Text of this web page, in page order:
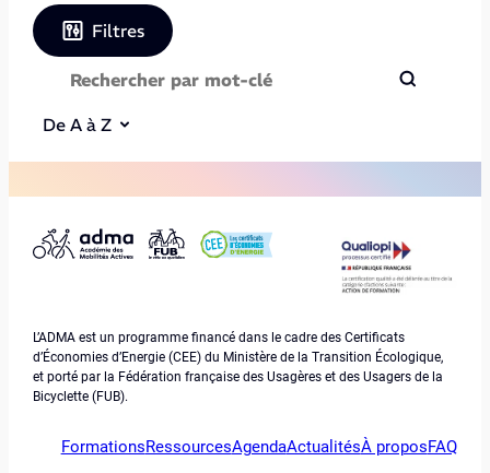
Filtres
De A à Z
L’ADMA est un programme financé dans le cadre des Certificats
d’Économies d’Energie (CEE) du Ministère de la Transition Écologique,
et porté par la Fédération française des Usagères et des Usagers de la
Bicyclette (FUB).
FormationsRessourcesAgendaActualitésÀ proposFAQ